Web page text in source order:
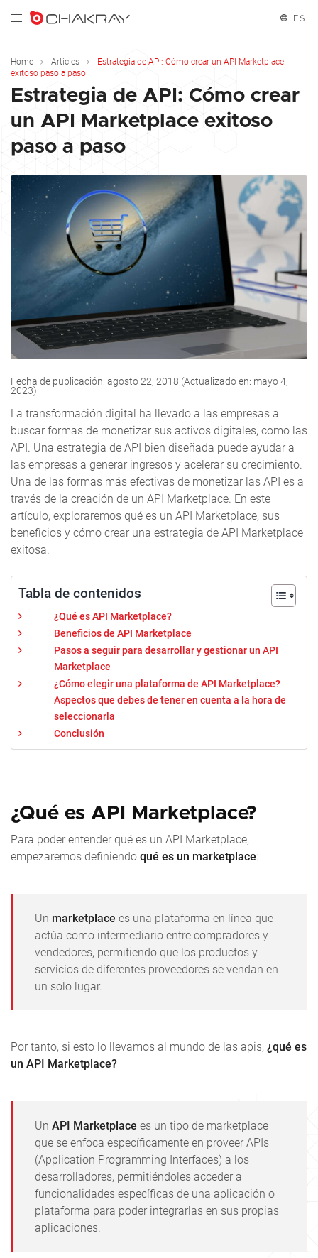
ES
Español
Home Articles
Estrategia de API: Cómo crear un API Marketplace
exitoso paso a paso
Estrategia de API: Cómo crear
un API Marketplace exitoso
paso a paso
Fecha de publicación: agosto 22, 2018 (Actualizado en: mayo 4,
2023)
La transformación digital ha llevado a las empresas a
buscar formas de monetizar sus activos digitales, como las
API. Una estrategia de API bien diseñada puede ayudar a
las empresas a generar ingresos y acelerar su crecimiento.
Una de las formas más efectivas de monetizar las API es a
través de la creación de un API Marketplace. En este
artículo, exploraremos qué es un API Marketplace, sus
beneficios y cómo crear una estrategia de API Marketplace
exitosa.
Tabla de contenidos
¿Qué es API Marketplace?
Beneficios de API Marketplace
Pasos a seguir para desarrollar y gestionar un API
Marketplace
¿Cómo elegir una plataforma de API Marketplace?
Aspectos que debes de tener en cuenta a la hora de
seleccionarla
Conclusión
¿Qué es API Marketplace?
Para poder entender qué es un API Marketplace,
empezaremos definiendo qué es un marketplace:
Un marketplace es una plataforma en línea que
actúa como intermediario entre compradores y
vendedores, permitiendo que los productos y
servicios de diferentes proveedores se vendan en
un solo lugar.
Por tanto, si esto lo llevamos al mundo de las apis, ¿qué es
un API Marketplace?
Un API Marketplace es un tipo de marketplace
que se enfoca específicamente en proveer APIs
(Application Programming Interfaces) a los
desarrolladores, permitiéndoles acceder a
funcionalidades específicas de una aplicación o
plataforma para poder integrarlas en sus propias
aplicaciones.